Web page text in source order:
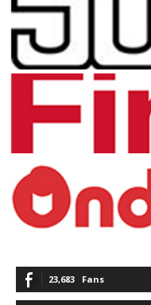
23,683 Fans